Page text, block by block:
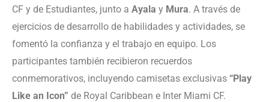
CF y de Estudiantes, junto a Ayala y Mura. A través de
ejercicios de desarrollo de habilidades y actividades, se
fomentó la confianza y el trabajo en equipo. Los
participantes también recibieron recuerdos
conmemorativos, incluyendo camisetas exclusivas “Play
Like an Icon” de Royal Caribbean e Inter Miami CF.